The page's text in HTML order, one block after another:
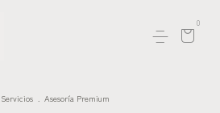
0
Servicios . Asesoría Premium